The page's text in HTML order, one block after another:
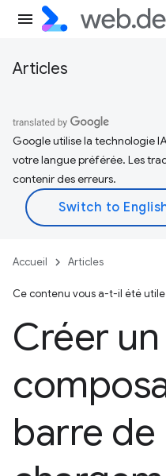
Articles
Google utilise la technologie
votre langue préférée. Les
contenir des erreurs.
Accueil Articles
Ce contenu vous a-t-il été utile
Créer un
barre de